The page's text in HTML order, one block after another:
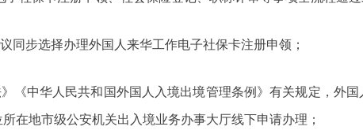
同步选择办理外国人来华工作电子社保卡注册申领；
《中华人民共和国外国人入境出境管理条例》有关规定，外
在地市级公安机关出入境业务办事大厅线下申请办理；